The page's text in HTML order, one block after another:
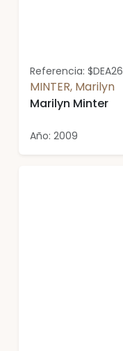
Referencia: $DEA26
MINTER, Marilyn
Marilyn Minter
Año: 2009